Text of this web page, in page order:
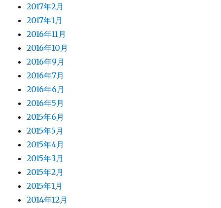
2017年2月
2017年1月
2016年11月
2016年10月
2016年9月
2016年7月
2016年6月
2016年5月
2015年6月
2015年5月
2015年4月
2015年3月
2015年2月
2015年1月
2014年12月